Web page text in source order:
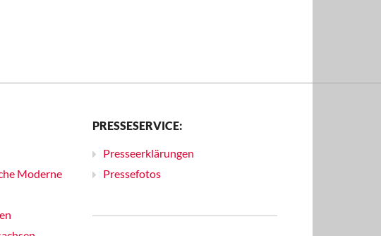
Moderne
PRESSESERVICE:
Presseerklärungen
Pressefotos